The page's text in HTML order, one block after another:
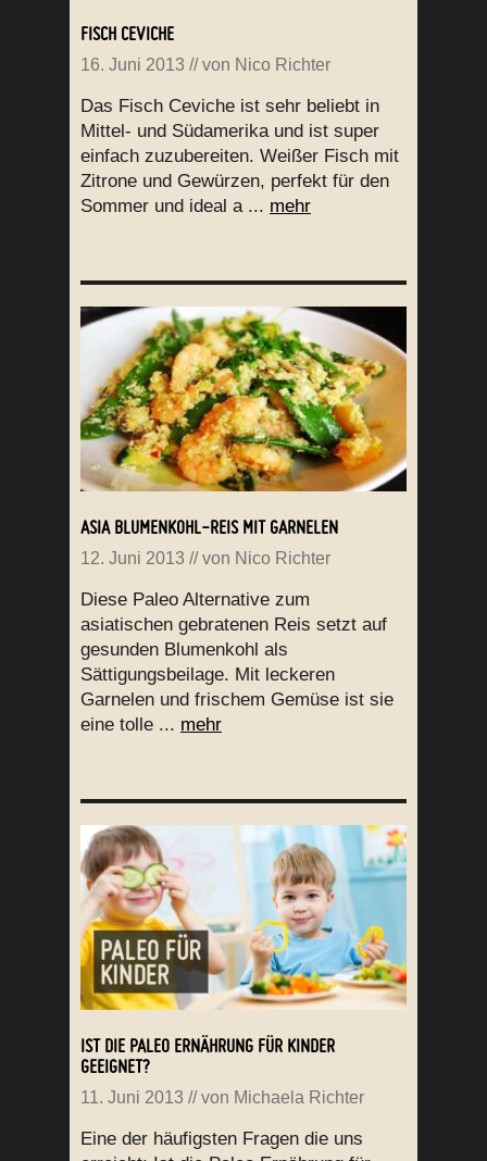
FISCH CEVICHE
16. Juni 2013 // von Nico Richter
Das Fisch Ceviche ist sehr beliebt in
Mittel- und Südamerika und ist super
einfach zuzubereiten. Weißer Fisch mit
Zitrone und Gewürzen, perfekt für den
Sommer und ideal a ... mehr
ASIA BLUMENKOHL-REIS MIT GARNELEN
12. Juni 2013 // von Nico Richter
Diese Paleo Alternative zum
asiatischen gebratenen Reis setzt auf
gesunden Blumenkohl als
Sättigungsbeilage. Mit leckeren
Garnelen und frischem Gemüse ist sie
eine tolle ... mehr
IST DIE PALEO ERNÄHRUNG FÜR KINDER
GEEIGNET?
11. Juni 2013 // von Michaela Richter
Eine der häufigsten Fragen die uns